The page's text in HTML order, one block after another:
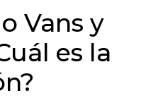
Vans y
es la